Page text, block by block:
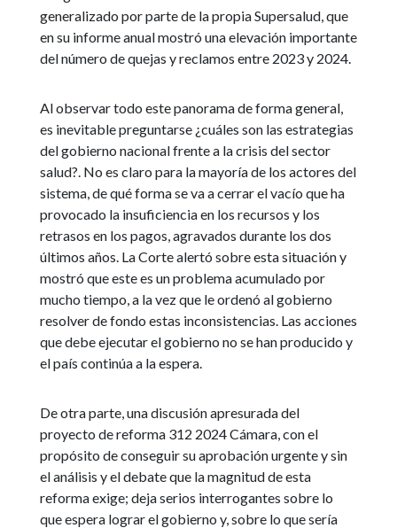
generalizado por parte de la propia Supersalud, que
en su informe anual mostró una elevación importante
del número de quejas y reclamos entre 2023 y 2024.
Al observar todo este panorama de forma general,
es inevitable preguntarse ¿cuáles son las estrategias
del gobierno nacional frente a la crisis del sector
salud?. No es claro para la mayoría de los actores del
sistema, de qué forma se va a cerrar el vacío que ha
provocado la insuficiencia en los recursos y los
retrasos en los pagos, agravados durante los dos
últimos años. La Corte alertó sobre esta situación y
mostró que este es un problema acumulado por
mucho tiempo, a la vez que le ordenó al gobierno
resolver de fondo estas inconsistencias. Las acciones
que debe ejecutar el gobierno no se han producido y
el país continúa a la espera.
De otra parte, una discusión apresurada del
proyecto de reforma 312 2024 Cámara, con el
propósito de conseguir su aprobación urgente y sin
el análisis y el debate que la magnitud de esta
reforma exige; deja serios interrogantes sobre lo
que espera lograr el gobierno y, sobre lo que sería